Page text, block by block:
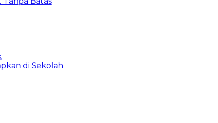
di Sekolah